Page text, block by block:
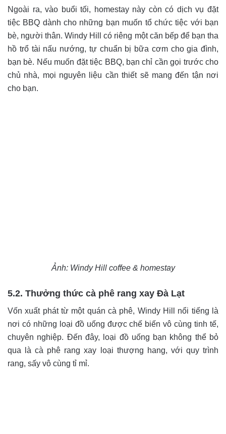
Ngoài ra, vào buổi tối, homestay này còn có dịch vụ đặt
tiệc BBQ dành cho những bạn muốn tổ chức tiệc với bạn
bè, người thân. Windy Hill có riêng một căn bếp để bạn tha
hồ trổ tài nấu nướng, tự chuẩn bị bữa cơm cho gia đình,
bạn bè. Nếu muốn đặt tiệc BBQ, bạn chỉ cần gọi trước cho
chủ nhà, mọi nguyên liệu cần thiết sẽ mang đến tận nơi
cho bạn.
Ảnh: Windy Hill coffee & homestay
5.2. Thưởng thức cà phê rang xay Đà Lạt
Vốn xuất phát từ một quán cà phê, Windy Hill nổi tiếng là
nơi có những loại đồ uống được chế biến vô cùng tinh tế,
chuyên nghiệp. Đến đây, loại đồ uống bạn không thể bỏ
qua là cà phê rang xay loại thượng hang, với quy trình
rang, sấy vô cùng tỉ mỉ.